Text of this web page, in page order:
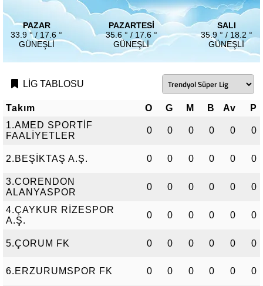
PAZAR
33.9 ° / 17.6 °
GÜNEŞLI
PAZARTESI
35.6 ° / 17.6 °
GÜNEŞLI
SALI
35.9 ° / 18.2 °
GÜNEŞLI
LİG TABLOSU
Takım O G M B Av
P
1.AMED SPORTİF
FAALİYETLER
0 0 0 0 0 0
2.BEŞİKTAŞ A.Ş. 0 0 0 0 0 0
3.CORENDON
ALANYASPOR
0 0 0 0 0 0
4.ÇAYKUR RİZESPOR
A.Ş.
0 0 0 0 0 0
5.ÇORUM FK 0 0 0 0 0 0
6.ERZURUMSPOR FK 0 0 0 0 0 0